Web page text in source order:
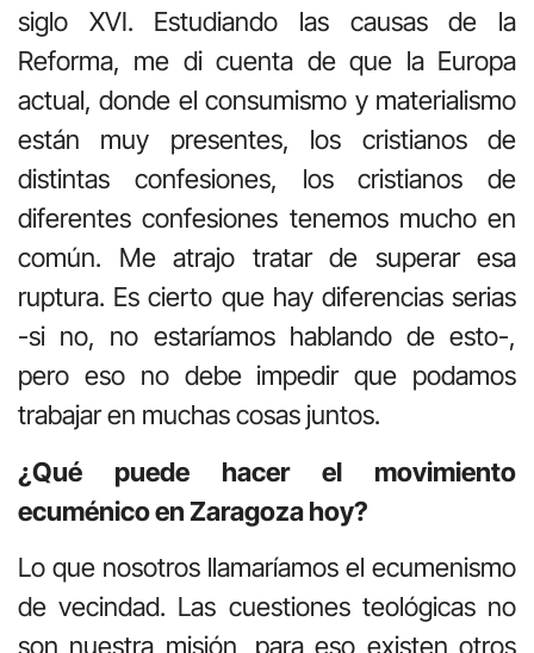
siglo XVI. Estudiando las causas de la
Reforma, me di cuenta de que la Europa
actual, donde el consumismo y materialismo
están muy presentes, los cristianos de
distintas confesiones, los cristianos de
diferentes confesiones tenemos mucho en
común. Me atrajo tratar de superar esa
ruptura. Es cierto que hay diferencias serias
-si no, no estaríamos hablando de esto-,
pero eso no debe impedir que podamos
trabajar en muchas cosas juntos.
¿Qué puede hacer el movimiento
ecuménico en Zaragoza hoy?
Lo que nosotros llamaríamos el ecumenismo
de vecindad. Las cuestiones teológicas no
son nuestra misión, para eso existen otros